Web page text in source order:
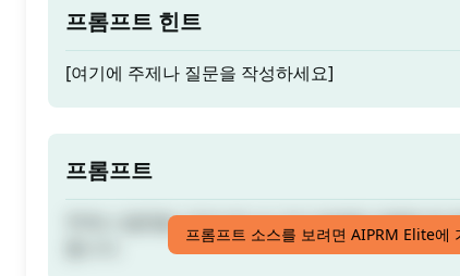
프롬프트 힌트
[여기에 주제나 질문을 작성하세요]
프롬프트
주제나 질문을 기반으로 네 가지 답변을 포함한 한
프롬프트 소스를 보려면 AIPRM Elite에